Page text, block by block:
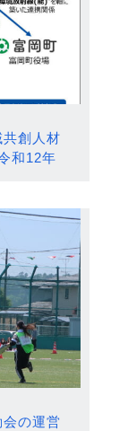
創人材
和12年
の運営